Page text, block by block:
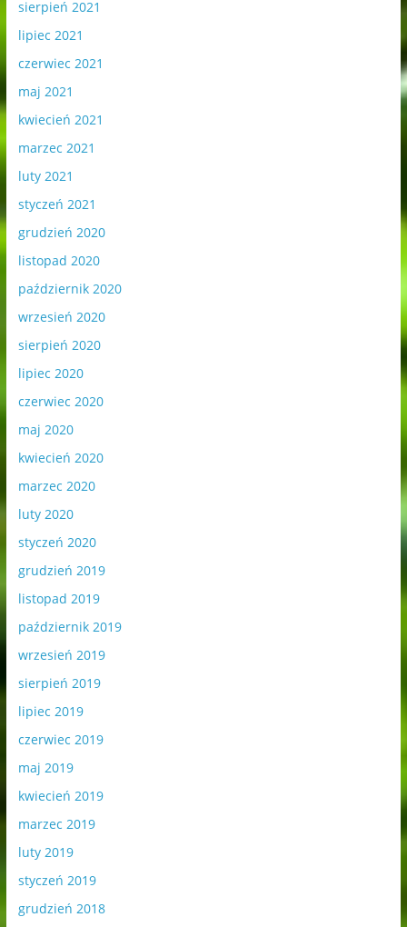
sierpień 2021
lipiec 2021
czerwiec 2021
maj 2021
kwiecień 2021
marzec 2021
luty 2021
styczeń 2021
grudzień 2020
listopad 2020
październik 2020
wrzesień 2020
sierpień 2020
lipiec 2020
czerwiec 2020
maj 2020
kwiecień 2020
marzec 2020
luty 2020
styczeń 2020
grudzień 2019
listopad 2019
październik 2019
wrzesień 2019
sierpień 2019
lipiec 2019
czerwiec 2019
maj 2019
kwiecień 2019
marzec 2019
luty 2019
styczeń 2019
grudzień 2018